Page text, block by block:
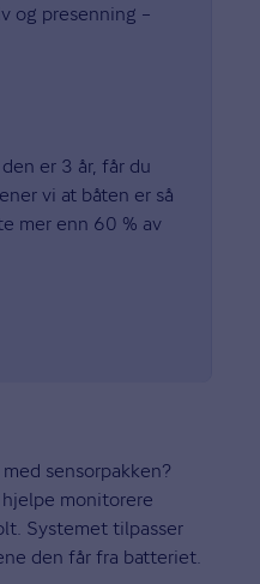
og presenning –
er 3 år, får du
vi at båten er så
mer enn 60 % av
sensorpakken?
monitorere
Systemet tilpasser
den får fra batteriet.